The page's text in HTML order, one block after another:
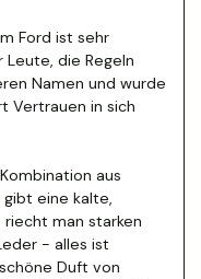
Ford ist sehr
Leute, die Regeln
Namen und wurde
Vertrauen in sich
aus
gibt eine kalte,
riecht man starken
- alles ist
Duft von